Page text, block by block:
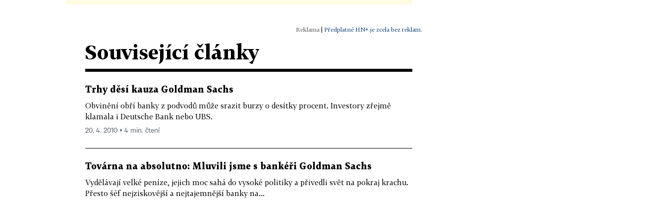
Předplatné HN+ je zcela bez reklam.
Související články
Trhy děsí kauza Goldman Sachs
Obvinění obří banky z podvodů může srazit burzy o desítky procent. Investory zřejmě
klamala i Deutsche Bank nebo UBS.
20. 4. 2010 ▪ 4 min. čtení
Továrna na absolutno: Mluvili jsme s bankéři Goldman Sachs
Vydělávají velké peníze, jejich moc sahá do vysoké politiky a přivedli svět na pokraj krachu.
Přesto šéf nejziskovější a nejtajemnější banky na...